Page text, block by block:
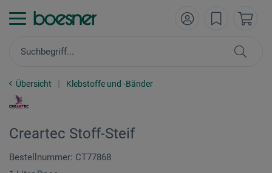
Übersicht Klebstoffe und -Bänder
Creartec Stoff-Steif
Bestellnummer: CT77868